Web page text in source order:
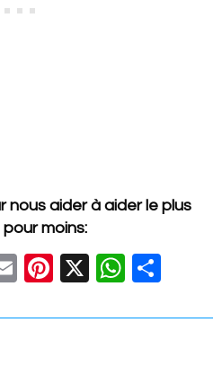
aider à aider le plus
moins:
E
ail
Pi
er
X
W
at ar